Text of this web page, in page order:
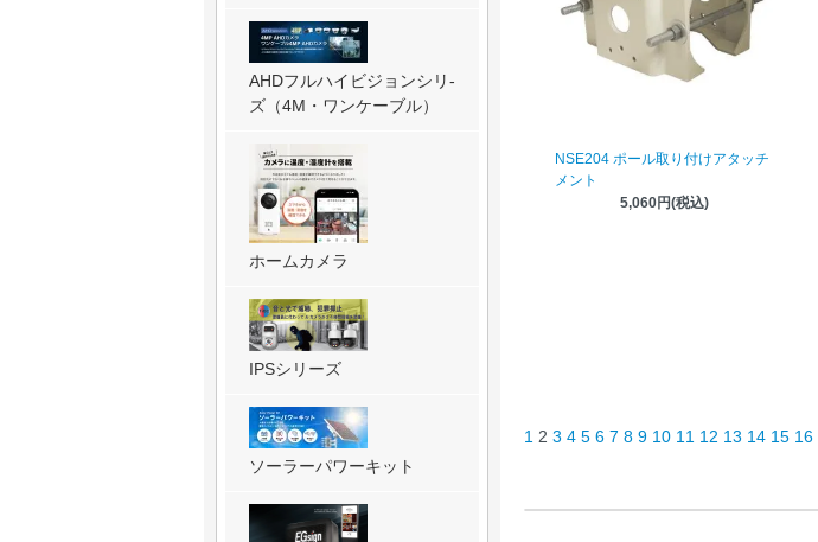
NSE204 ポール取り付けアタッチ
メント
5,060円(税込)
1 2 3 4 5 6 7 8 9 10 11 12 13 14 15 16
AHDフルハイビジョンシリ-
ズ（4M・ワンケーブル）
ホームカメラ
IPSシリーズ
ソーラーパワーキット